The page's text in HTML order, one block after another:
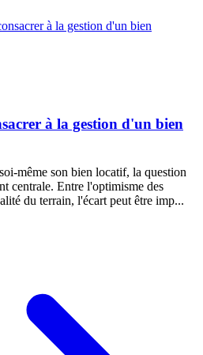
à la gestion d'un bien
même son bien locatif, la question
centrale. Entre l'optimisme des
du terrain, l'écart peut être imp...